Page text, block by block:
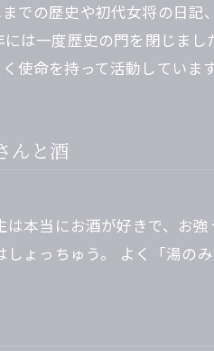
での歴史や初代女将の日
は一度歴史の門を閉じま
使命を持って活動しています
んと酒
は本当にお酒が好きで、お
しょっちゅう。 よく「湯の